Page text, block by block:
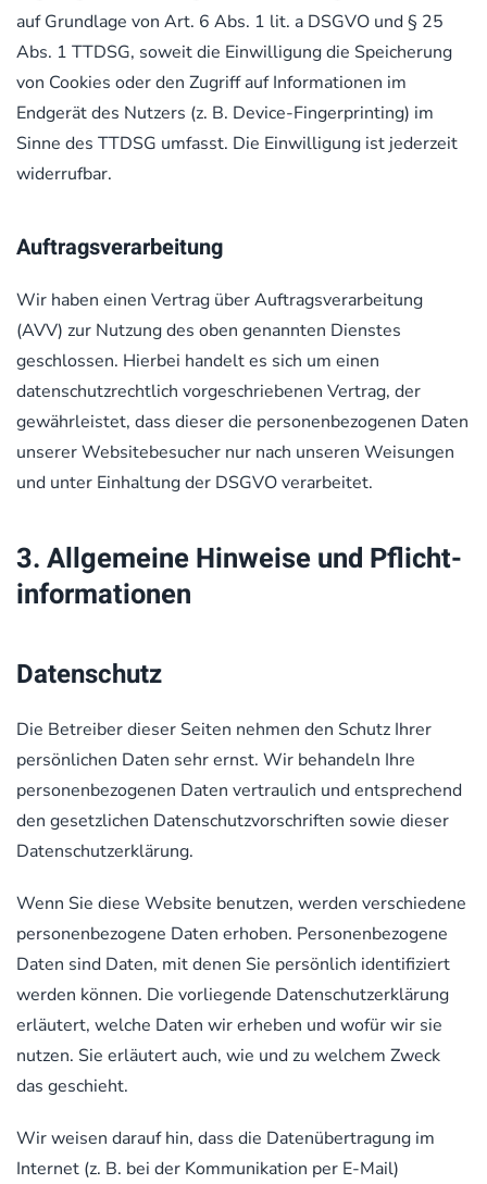
auf Grundlage von Art. 6 Abs. 1 lit. a DSGVO und § 25
Abs. 1 TTDSG, soweit die Einwilligung die Speicherung
von Cookies oder den Zugriff auf Informationen im
Endgerät des Nutzers (z. B. Device-Fingerprinting) im
Sinne des TTDSG umfasst. Die Einwilligung ist jederzeit
widerrufbar.
Auftragsverarbeitung
Wir haben einen Vertrag über Auftragsverarbeitung
(AVV) zur Nutzung des oben genannten Dienstes
geschlossen. Hierbei handelt es sich um einen
datenschutzrechtlich vorgeschriebenen Vertrag, der
gewährleistet, dass dieser die personenbezogenen Daten
unserer Websitebesucher nur nach unseren Weisungen
und unter Einhaltung der DSGVO verarbeitet.
3. Allgemeine Hinweise und Pflicht­
informationen
Datenschutz
Die Betreiber dieser Seiten nehmen den Schutz Ihrer
persönlichen Daten sehr ernst. Wir behandeln Ihre
personenbezogenen Daten vertraulich und entsprechend
den gesetzlichen Datenschutzvorschriften sowie dieser
Datenschutzerklärung.
Wenn Sie diese Website benutzen, werden verschiedene
personenbezogene Daten erhoben. Personenbezogene
Daten sind Daten, mit denen Sie persönlich identifiziert
werden können. Die vorliegende Datenschutzerklärung
erläutert, welche Daten wir erheben und wofür wir sie
nutzen. Sie erläutert auch, wie und zu welchem Zweck
das geschieht.
Wir weisen darauf hin, dass die Datenübertragung im
Internet (z. B. bei der Kommunikation per E-Mail)